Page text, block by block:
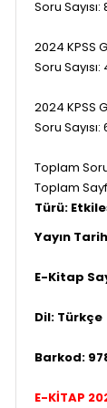
Soru
2024 KPSS
Soru
2024 KPSS
Soru
Toplam
Toplam
Türü:
Yayın
E-Kitap
Dil: Türkçe
Barkod:
E-KİTAP